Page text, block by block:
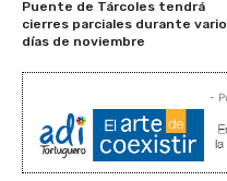
Puente de Tárcoles tendrá
cierres parciales durante
días de noviembre
-